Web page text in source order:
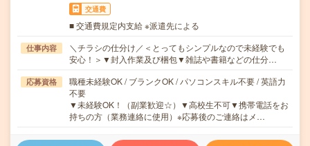
交通費
■ 交通費規定内支給 ※派遣先による
仕事内容
＼チラシの仕分け／＜とってもシンプルなので未経験でも
安心！＞▼封入作業及び梱包▼雑誌や書籍などの仕分…
応募資格
職種未経験OK / ブランクOK / パソコンスキル不要 / 英語力
不要
▼未経験OK！（副業歓迎☆）▼高校生不可▼携帯電話をお
持ちの方（業務連絡に使用）※応募後のご連絡はメ…